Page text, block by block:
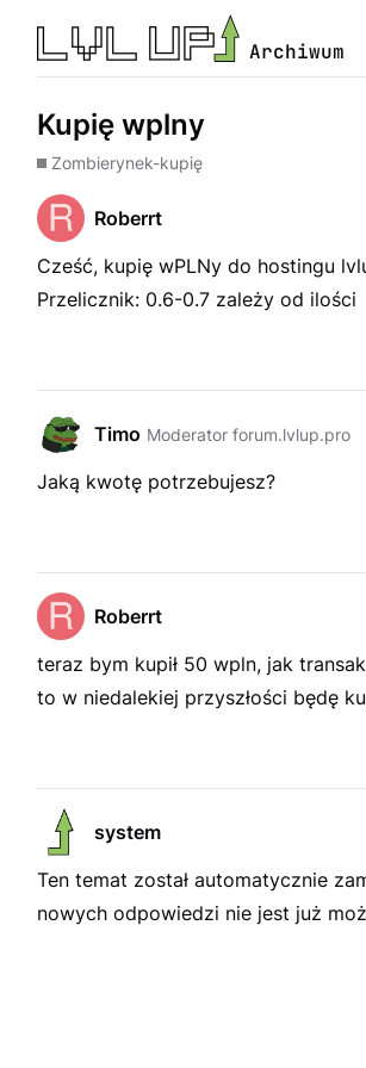
Archiwum
Kupię wplny
Zombierynek-kupię
Roberrt
Cześć, kupię wPLNy do hostingu
Przelicznik: 0.6-0.7 zależy od ilości
Timo Moderator forum.lvlup.pro
Jaką kwotę potrzebujesz?
Roberrt
teraz bym kupił 50 wpln, jak
to w niedalekiej przyszłości będę
system
Ten temat został automatycznie
nowych odpowiedzi nie jest już